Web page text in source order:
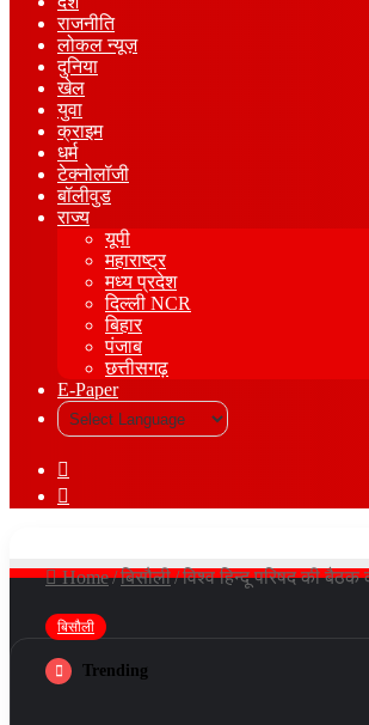
राजनीति
लोकल न्यूज़
दुनिया
खेल
युवा
क्राइम
धर्म
टेक्नोलॉजी
बॉलीवुड
राज्य
यूपी
महाराष्ट्र
मध्य प्रदेश
दिल्ली NCR
बिहार
पंजाब
छत्तीसगढ़
E-Paper
In
Home/बिसौली/विश्व हिन्दू परिषद की बैठक
बिसौली
Trending